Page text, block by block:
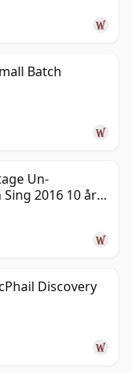
Batch
Un-
2016 10 år
Discovery